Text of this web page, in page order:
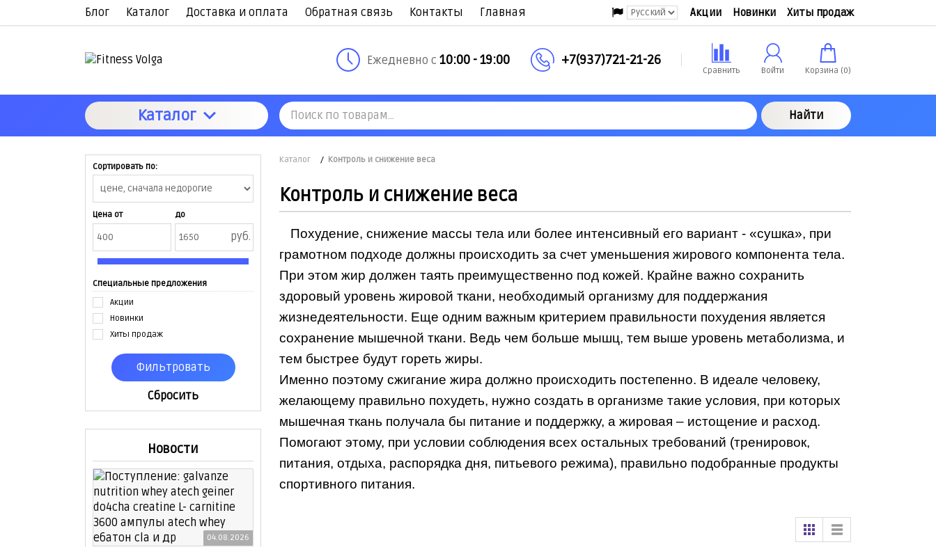
Блог Каталог Доставка и оплата Обратная связь Контакты Главная Акции Новинки Хиты продаж
Ежедневно с 10:00 - 19:00 +7(937)721-21-26
Сравнить Войти Корзина (0)
Каталог Найти
Сортировать по:
Цена от до
руб.
Специальные предложения
Акции
Новинки
Хиты продаж
Cбросить
Новости
04.08.2026
Каталог / Контроль и снижение веса
Контроль и снижение веса
Похудение, снижение массы тела или более интенсивный его вариант - «сушка», при
грамотном подходе должны происходить за счет уменьшения жирового компонента тела.
При этом жир должен таять преимущественно под кожей. Крайне важно сохранить
здоровый уровень жировой ткани, необходимый организму для поддержания
жизнедеятельности. Еще одним важным критерием правильности похудения является
сохранение мышечной ткани. Ведь чем больше мышц, тем выше уровень метаболизма, и
тем быстрее будут гореть жиры.
Именно поэтому сжигание жира должно происходить постепенно. В идеале человеку,
желающему правильно похудеть, нужно создать в организме такие условия, при которых
мышечная ткань получала бы питание и поддержку, а жировая – истощение и расход.
Помогают этому, при условии соблюдения всех остальных требований (тренировок,
питания, отдыха, распорядка дня, питьевого режима), правильно подобранные продукты
спортивного питания.